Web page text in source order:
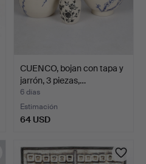
CUENCO, bojan con tapa y
jarrón, 3 piezas,…
6 días
Estimación
64 USD